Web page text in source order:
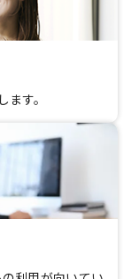
す。